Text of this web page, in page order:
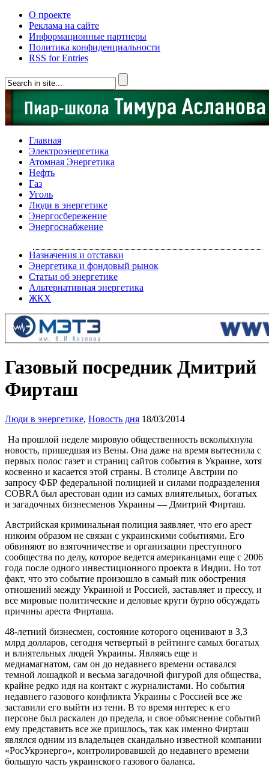
О проекте
Реклама на сайте
Информационные партнеры
Политика конфиденциальности
RSS for Entries
Главная
Электроэнергетика
Атомная Энергетика
Нефть
Газ
Уголь
Люди в энергетике
Энергосбережение
Энергоснабжение
Назначения и отставки
Энергетика и фондовый рынок
Статьи об энергетике
Альтернативная энергетика
ЖКХ
Газовый посредник Дмитрий
Фирташ
Люди в энергетике, Новость дня 18/03/2014
На прошлой неделе мировую общественность всколыхнула
новость, пришедшая из Вены. Она даже на время вытеснила с
первых полос газет и страниц сайтов события в Украине, хотя
косвенно и касается этой страны. В столице Австрии по
запросу ФБР федеральной полицией и силами подразделения
COBRA был арестован один из самых влиятельных, богатых
и загадочных бизнесменов Украины — Дмитрий Фирташ.
Австрийская криминальная полиция заявляет, что его арест
никоим образом не связан с украинскими событиями. Его
обвиняют во взяточничестве и организации преступного
сообщества по делу, которое ведется американцами еще с 2006
года после одного инвестиционного проекта в Индии. Но тот
факт, что это событие произошло в самый пик обострения
отношений между Украиной и Россией, заставляет и прессу, и
все мировые политические и деловые круги бурно обсуждать
причины ареста Фирташа.
48-летний бизнесмен, состояние которого оценивают в 3,3
млрд долларов, сегодня четвертый в рейтинге самых богатых
и влиятельных людей Украины. Являясь еще и
медиамагнатом, сам он до недавнего времени оставался
темной лошадкой и весьма загадочной фигурой для общества,
крайне редко идя на контакт с журналистами. Но события
недавнего газового конфликта Украины с Россией все же
заставили его выйти из тени. В то время интерес к его
персоне был раскален до предела, и свое объяснение событий
ему представить все же пришлось, так как именно Фирташ
являлся одним из владельцев скандально известной компании
«РосУкрэнерго», контролировавшей до недавнего времени
большую часть украинского газового баланса.